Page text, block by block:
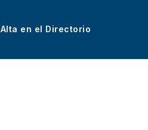
Alta en el Directorio